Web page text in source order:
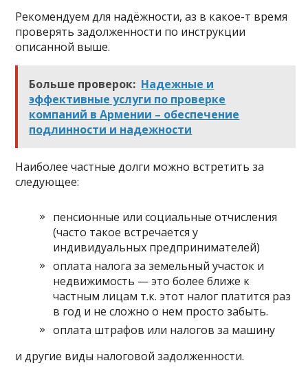
Рекомендуем для надёжности, аз в какое-т время
проверять задолженности по инструкции
описанной выше.
Больше проверок: Надежные и
эффективные услуги по проверке
компаний в Армении – обеспечение
подлинности и надежности
Наиболее частные долги можно встретить за
следующее:
пенсионные или социальные отчисления
(часто такое встречается у
индивидуальных предпринимателей)
оплата налога за земельный участок и
недвижимость — это более ближе к
частным лицам т.к. этот налог платится раз
в год и не сложно о нем просто забыть.
оплата штрафов или налогов за машину
и другие виды налоговой задолженности.